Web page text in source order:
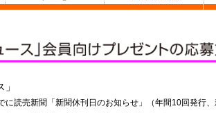
に読売新聞「新聞休刊日のお知らせ」（年間10回発行